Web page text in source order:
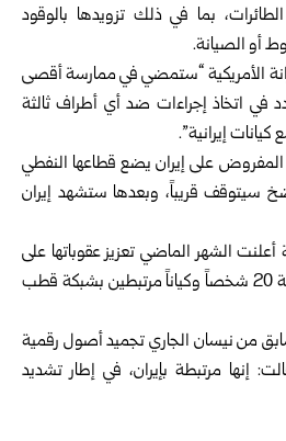
بما في ذلك تزويدها بالوقود
أو الصيانة.
الأمريكية “ستمضي في ممارسة أقصى
في اتخاذ إجراءات ضد أي أطراف ثالثة
إيرانية”.
المفروض على إيران يضع قطاعها النفطي
سيتوقف قريباً، وبعدها ستشهد إيران
أعلنت الشهر الماضي تعزيز عقوباتها على
قطاع النفط الإيراني، مستهدفة 20 شخصاً وكياناً مرتبطين بشبكة قطب
من نيسان الجاري تجميد أصول رقمية
قالت: إنها مرتبطة بإيران، في إطار تشديد